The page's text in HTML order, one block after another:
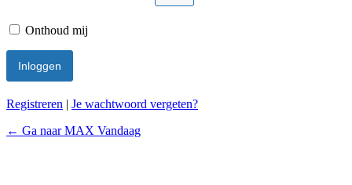
Onthoud mij
Registreren | Je wachtwoord vergeten?
← Ga naar MAX Vandaag